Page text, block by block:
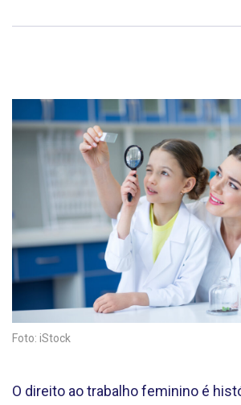
Foto: iStock
O direito ao trabalho feminino é